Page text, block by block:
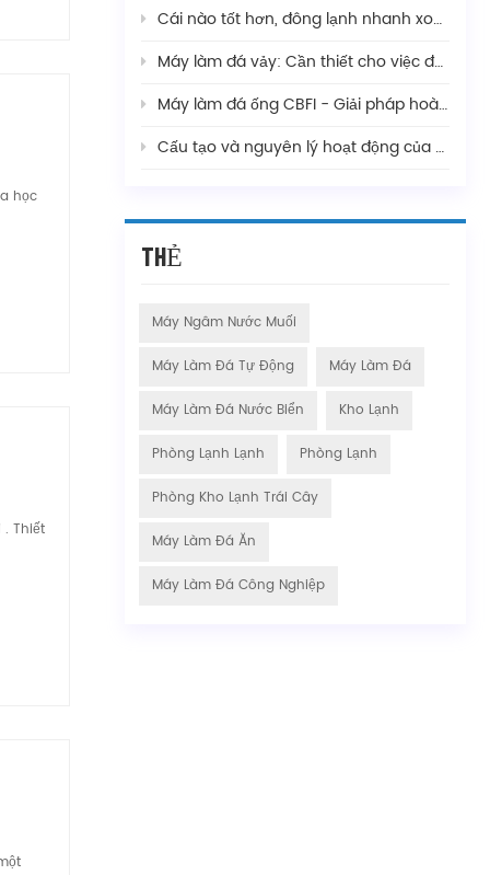
học
Thiết
Cái nào tốt hơn, đông lạnh nhanh xoắn ốc đôi hay xoắn ốc đơn, và sự khác biệt là gì?
Máy làm đá vảy: Cần thiết cho việc đánh bắt cá, trộn bê tông và sản xuất thực phẩm
Máy làm đá ống CBFI - Giải pháp hoàn chỉnh cho nhu cầu sản xuất đá của bạn
Cấu tạo và nguyên lý hoạt động của các thiết bị cấp đông nhanh thông dụng
THẺ
Máy Ngâm Nước Muối
Máy Làm Đá Tự Động Máy Làm Đá
Máy Làm Đá Nước Biển Kho Lạnh
Phòng Lạnh Lạnh Phòng Lạnh
Phòng Kho Lạnh Trái Cây
Máy Làm Đá Ăn
Máy Làm Đá Công Nghiệp